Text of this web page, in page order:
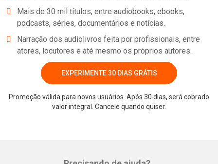
Mais de 30 mil títulos, entre audiobooks, ebooks,
podcasts, séries, documentários e notícias.
Narração dos audiolivros feita por profissionais, entre
atores, locutores e até mesmo os próprios autores.
EXPERIMENTE 30 DIAS GRÁTIS
Promoção válida para novos usuários. Após 30 dias, será cobrado
valor integral. Cancele quando quiser.
Whatsapp Facebook Twitter